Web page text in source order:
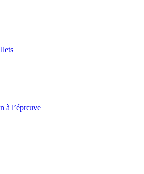
à l’épreuve